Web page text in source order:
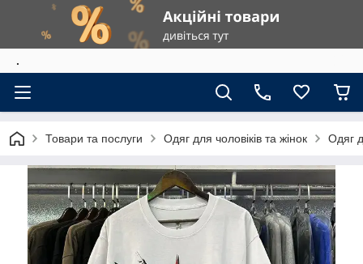
.
Товари та послуги Одяг для чоловіків та жінок Одяг